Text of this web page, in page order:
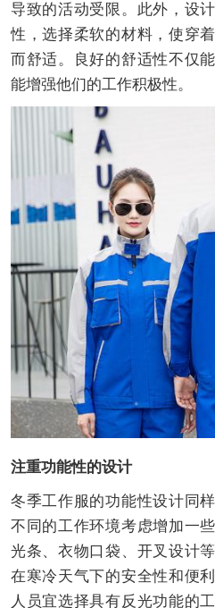
导致的活动受限。此外，设
性，选择柔软的材料，使穿
而舒适。良好的舒适性不仅
能增强他们的工作积极性。
注重功能性的设计
冬季工作服的功能性设计同
不同的工作环境考虑增加一
光条、衣物口袋、开叉设计
在寒冷天气下的安全性和便
人员宜选择具有反光功能的